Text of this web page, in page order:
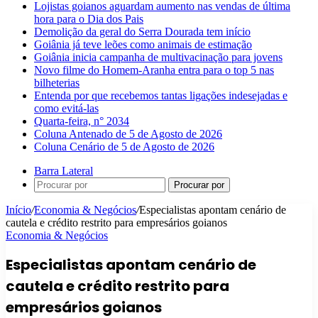
Lojistas goianos aguardam aumento nas vendas de última
hora para o Dia dos Pais
Demolição da geral do Serra Dourada tem início
Goiânia já teve leões como animais de estimação
Goiânia inicia campanha de multivacinação para jovens
Novo filme do Homem-Aranha entra para o top 5 nas
bilheterias
Entenda por que recebemos tantas ligações indesejadas e
como evitá-las
Quarta-feira, n° 2034
Coluna Antenado de 5 de Agosto de 2026
Coluna Cenário de 5 de Agosto de 2026
Barra Lateral
Procurar por
Início/Economia & Negócios/Especialistas apontam cenário de
cautela e crédito restrito para empresários goianos
Economia & Negócios
Especialistas apontam cenário de
cautela e crédito restrito para
empresários goianos